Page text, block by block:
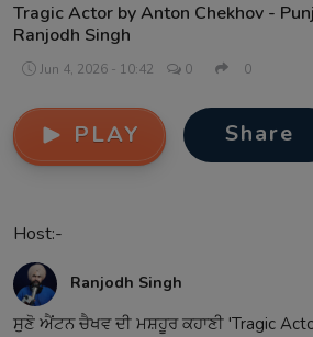
Tragic Actor by Anton Chekhov -
Ranjodh Singh
Jun 4, 2026 - 10:42 0 0
PLAY Share
Host:-
Ranjodh Singh
ਸੁਣੋ ਐਂਟਨ ਚੈਖਵ ਦੀ ਮਸ਼ਹੂਰ ਕਹਾਣੀ 'Tragic